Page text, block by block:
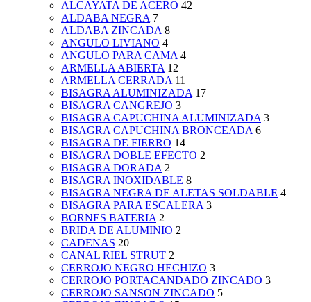
ALCAYATA DE ACERO 42
ALDABA NEGRA 7
ALDABA ZINCADA 8
ANGULO LIVIANO 4
ANGULO PARA CAMA 4
ARMELLA ABIERTA 12
ARMELLA CERRADA 11
BISAGRA ALUMINIZADA 17
BISAGRA CANGREJO 3
BISAGRA CAPUCHINA ALUMINIZADA 3
BISAGRA CAPUCHINA BRONCEADA 6
BISAGRA DE FIERRO 14
BISAGRA DOBLE EFECTO 2
BISAGRA DORADA 2
BISAGRA INOXIDABLE 8
BISAGRA NEGRA DE ALETAS SOLDABLE 4
BISAGRA PARA ESCALERA 3
BORNES BATERIA 2
BRIDA DE ALUMINIO 2
CADENAS 20
CANAL RIEL STRUT 2
CERROJO NEGRO HECHIZO 3
CERROJO PORTACANDADO ZINCADO 3
CERROJO SANSON ZINCADO 5